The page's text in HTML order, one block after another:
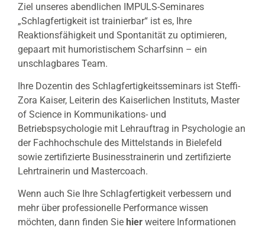
Ziel unseres abendlichen IMPULS-Seminares
„Schlagfertigkeit ist trainierbar“ ist es, Ihre
Reaktionsfähigkeit und Spontanität zu optimieren,
gepaart mit humoristischem Scharfsinn – ein
unschlagbares Team.
Ihre Dozentin des Schlagfertigkeitsseminars ist Steffi-
Zora Kaiser, Leiterin des Kaiserlichen Instituts, Master
of Science in Kommunikations- und
Betriebspsychologie mit Lehrauftrag in Psychologie an
der Fachhochschule des Mittelstands in Bielefeld
sowie zertifizierte Businesstrainerin und zertifizierte
Lehrtrainerin und Mastercoach.
Wenn auch Sie Ihre Schlagfertigkeit verbessern und
mehr über professionelle Performance wissen
möchten, dann finden Sie hier weitere Informationen